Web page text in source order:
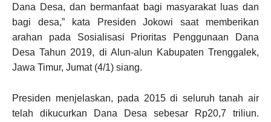
Dana Desa, dan bermanfaat bagi masyarakat luas dan
bagi desa,” kata Presiden Jokowi saat memberikan
arahan pada Sosialisasi Prioritas Penggunaan Dana
Desa Tahun 2019, di Alun-alun Kabupaten Trenggalek,
Jawa Timur, Jumat (4/1) siang.
Presiden menjelaskan, pada 2015 di seluruh tanah air
telah dikucurkan Dana Desa sebesar Rp20,7 triliun.